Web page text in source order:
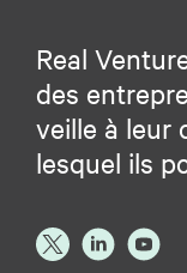
Real
des
veille à leur
lesquel ils